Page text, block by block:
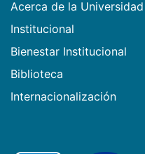
Acerca de la Universidad
Institucional
Bienestar Institucional
Biblioteca
Internacionalización